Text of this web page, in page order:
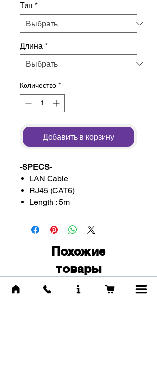
Тип *
Длина *
Количество *
Добавить в корзину
-SPECS-
LAN Cable
RJ45 (CAT6)
Length : 5m
Похожие
товары